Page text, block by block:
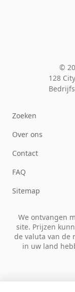
©
128
Zoeken
Over ons
Contact
FAQ
Sitemap
We ontvangen
site. Prijzen
de valuta van de
in uw land